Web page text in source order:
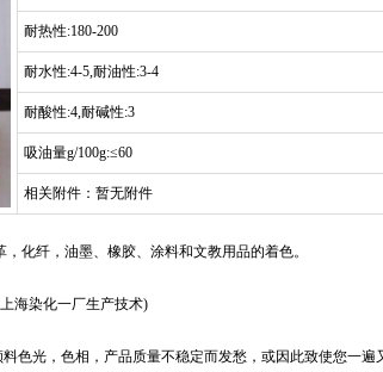
耐热性:180-200
耐水性:4-5,耐油性:3-4
耐酸性:4,耐碱性:3
吸油量g/100g:≤60
相关附件：暂无附件
化纤，油墨、橡胶、涂料和文教用品的着色。
海染化一厂生产技术)
色光，色相，产品质量不稳定而发愁，或因此致使您一遍